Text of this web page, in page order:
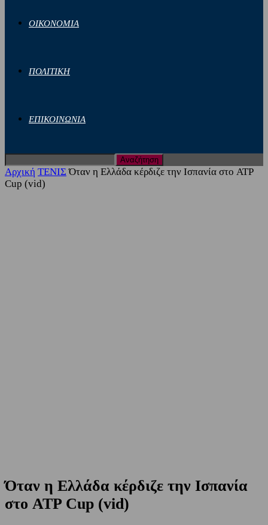
ΟΙΚΟΝΟΜΙΑ
ΠΟΛΙΤΙΚΗ
ΕΠΙΚΟΙΝΩΝΙΑ
Αρχική ΤΕΝΙΣ Όταν η Ελλάδα κέρδιζε την Ισπανία στο ATP
Cup (vid)
Όταν η Ελλάδα κέρδιζε την Ισπανία
στο ATP Cup (vid)